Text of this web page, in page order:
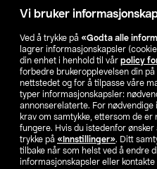
Vi bruker
Ved å trykke på «Godta alle
lagrer informasjonskapsler
din enhet i henhold til vår policy
forbedre brukeropplevelsen din
nettstedet og for å tilpasse våre
typer informasjonskapsler:
annonserelaterte. For
krav om samtykke, ettersom de
fungere. Hvis du istedenfor
trykke på «Innstillinger». Ditt
tilbake når som helst ved å endre
informasjonskapsler eller kontakte
Våre selskaper
Finn
SE